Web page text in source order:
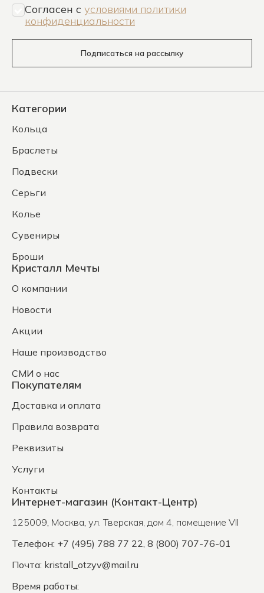
Согласен c условиями политики
конфиденциальности
Подписаться на рассылку
Категории
Кольца
Браслеты
Подвески
Серьги
Колье
Сувениры
Броши
Кристалл Мечты
О компании
Новости
Акции
Наше производство
СМИ о нас
Покупателям
Доставка и оплата
Правила возврата
Реквизиты
Услуги
Контакты
Интернет-магазин (Контакт-Центр)
125009, Москва, ул. Тверская, дом 4, помещение VII
Телефон: +7 (495) 788 77 22, 8 (800) 707-76-01
Почта: kristall_otzyv@mail.ru
Время работы: